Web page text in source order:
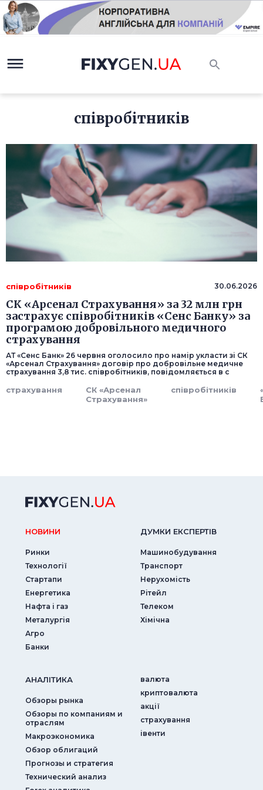
співробітників
співробітників 30.06.2026
СК «Арсенал Страхування» за 32 млн грн
застрахує співробітників «Сенс Банку» за
програмою добровільного медичного
страхування
АТ «Сенс Банк» 26 червня оголосило про намір укласти зі СК
«Арсенал Страхування» договір про добровільне медичне
страхування 3,8 тис. співробітників, повідомляється в с
страхування
СК «Арсенал
Страхування»
співробітників
НОВИНИ
Ринки
Технології
Стартапи
Енергетика
Нафта і газ
Металургія
Агро
Банки
ДУМКИ ЕКСПЕРТIВ
Машинобудування
Транспорт
Нерухомість
Рітейл
Телеком
Хімічна
АНАЛIТИКА
Обзоры рынка
Обзоры по компаниям и
отраслям
Макроэкономика
Обзор облигаций
Прогнозы и стратегия
Технический анализ
валюта
криптовалюта
акції
страхування
iвенти